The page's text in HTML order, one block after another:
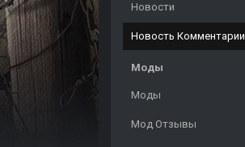
Новости
Новость Комментарии
Моды
Моды
Мод Отзывы